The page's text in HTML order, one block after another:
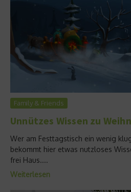
Family & Friends
Unnützes Wissen zu
Wer am Festtagstisch ein wenig
bekommt hier etwas nutzloses
frei Haus....
Weiterlesen